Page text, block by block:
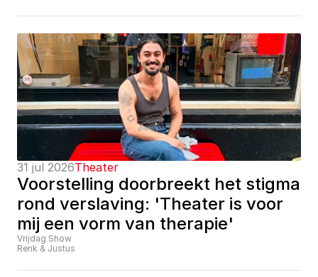
31 jul 2026Theater
Voorstelling doorbreekt het stigma
rond verslaving: 'Theater is voor
mij een vorm van therapie'
Vrijdag Show
Renk & Justus